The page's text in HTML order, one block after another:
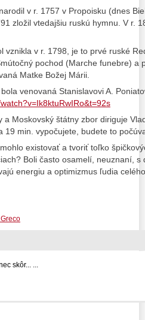
v r. 1757 v Propoisku (dnes
zložil vtedajšiu ruskú hymnu. V r.
vznikla v r. 1798, je to prvé ruské
pochod (Marche funebre) a
Matke Božej Márii.
venovaná Stanislavovi A.
a Moskovský štátny zbor diriguje
19 min. vypočujete, budete to
existovať a tvoriť toľko
Boli často osamelí, neuznaní,
energiu a optimizmus ľudia
skôr... ...